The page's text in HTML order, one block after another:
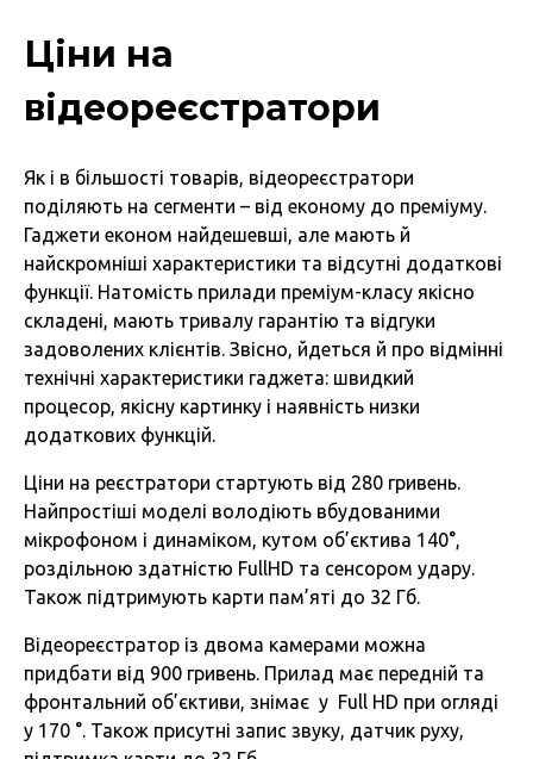
Ціни на
відеореєстратори
Як і в більшості товарів, відеореєстратори
поділяють на сегменти – від економу до преміуму.
Гаджети економ найдешевші, але мають й
найскромніші характеристики та відсутні додаткові
функції. Натомість прилади преміум-класу якісно
складені, мають тривалу гарантію та відгуки
задоволених клієнтів. Звісно, йдеться й про відмінні
технічні характеристики гаджета: швидкий
процесор, якісну картинку і наявність низки
додаткових функцій.
Ціни на реєстратори стартують від 280 гривень.
Найпростіші моделі володіють вбудованими
мікрофоном і динаміком, кутом об’єктива 140°,
роздільною здатністю FullHD та сенсором удару.
Також підтримують карти пам’яті до 32 Гб.
Відеореєстратор із двома камерами можна
придбати від 900 гривень. Прилад має передній та
фронтальний об’єктиви, знімає у Full HD при огляді
у 170 °. Також присутні запис звуку, датчик руху,